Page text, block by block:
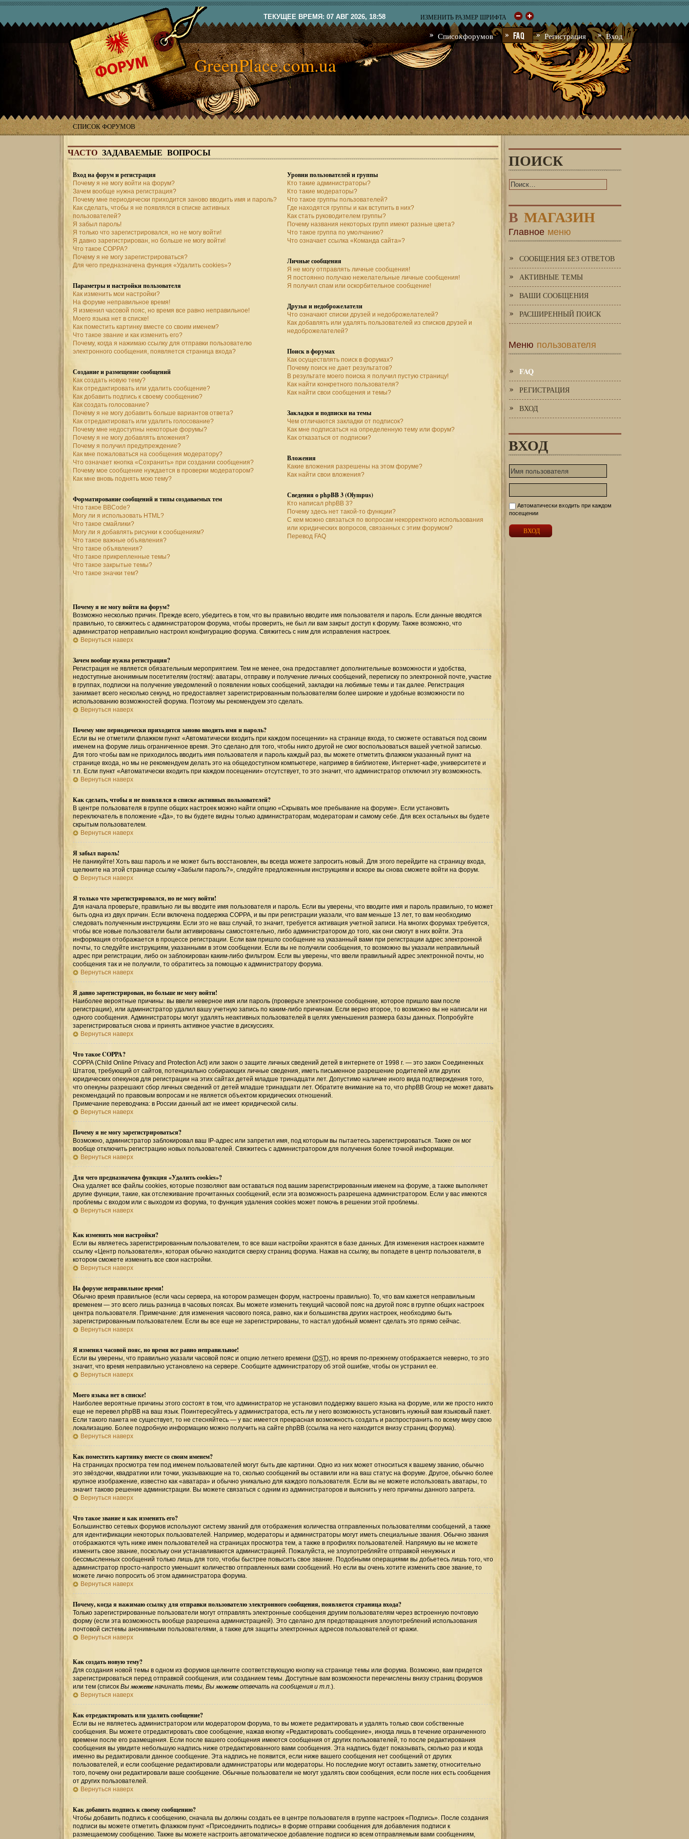
ТЕКУЩЕЕ ВРЕМЯ: 07 АВГ 2026, 18:58 ИЗМЕНИТЬ РАЗМЕР ШРИФТА
Список форумов FAQ Регистрация Вход
GreenPlace.com.ua
СПИСОК ФОРУМОВ
ЧАСТО ЗАДАВАЕМЫЕ ВОПРОСЫ
Вход на форум и регистрация
Почему я не могу войти на форум?
Зачем вообще нужна регистрация?
Почему мне периодически приходится заново вводить имя и пароль?
Как сделать, чтобы я не появлялся в списке активных
пользователей?
Я забыл пароль!
Я только что зарегистрировался, но не могу войти!
Я давно зарегистрирован, но больше не могу войти!
Что такое COPPA?
Почему я не могу зарегистрироваться?
Для чего предназначена функция «Удалить cookies»?
Параметры и настройки пользователя
Как изменить мои настройки?
На форуме неправильное время!
Я изменил часовой пояс, но время все равно неправильное!
Моего языка нет в списке!
Как поместить картинку вместе со своим именем?
Что такое звание и как изменить его?
Почему, когда я нажимаю ссылку для отправки пользователю
электронного сообщения, появляется страница входа?
Создание и размещение сообщений
Как создать новую тему?
Как отредактировать или удалить сообщение?
Как добавить подпись к своему сообщению?
Как создать голосование?
Почему я не могу добавить больше вариантов ответа?
Как отредактировать или удалить голосование?
Почему мне недоступны некоторые форумы?
Почему я не могу добавлять вложения?
Почему я получил предупреждение?
Как мне пожаловаться на сообщения модератору?
Что означает кнопка «Сохранить» при создании сообщения?
Почему мое сообщение нуждается в проверки модератором?
Как мне вновь поднять мою тему?
Форматирование сообщений и типы создаваемых тем
Что такое BBCode?
Могу ли я использовать HTML?
Что такое смайлики?
Могу ли я добавлять рисунки к сообщениям?
Что такое важные объявления?
Что такое объявления?
Что такое прикрепленные темы?
Что такое закрытые темы?
Что такое значки тем?
Уровни пользователей и группы
Кто такие администраторы?
Кто такие модераторы?
Что такое группы пользователей?
Где находятся группы и как вступить в них?
Как стать руководителем группы?
Почему названия некоторых групп имеют разные цвета?
Что такое группа по умолчанию?
Что означает ссылка «Команда сайта»?
Личные сообщения
Я не могу отправлять личные сообщения!
Я постоянно получаю нежелательные личные сообщения!
Я получил спам или оскорбительное сообщение!
Друзья и недоброжелатели
Что означают списки друзей и недоброжелателей?
Как добавлять или удалять пользователей из списков друзей и
недоброжелателей?
Поиск в форумах
Как осуществлять поиск в форумах?
Почему поиск не дает результатов?
В результате моего поиска я получил пустую страницу!
Как найти конкретного пользователя?
Как найти свои сообщения и темы?
Закладки и подписки на темы
Чем отличаются закладки от подписок?
Как мне подписаться на определенную тему или форум?
Как отказаться от подписки?
Вложения
Какие вложения разрешены на этом форуме?
Как найти свои вложения?
Сведения о phpBB 3 (Olympus)
Кто написал phpBB 3?
Почему здесь нет такой-то функции?
С кем можно связаться по вопросам некорректного использования
или юридических вопросов, связанных с этим форумом?
Перевод FAQ
Почему я не могу войти на форум?
Возможно несколько причин. Прежде всего, убедитесь в том, что вы правильно вводите имя пользователя и пароль. Если данные вводятся
правильно, то свяжитесь с администратором форума, чтобы проверить, не был ли вам закрыт доступ к форуму. Также возможно, что
администратор неправильно настроил конфигурацию форума. Свяжитесь с ним для исправления настроек.
Вернуться наверх
Зачем вообще нужна регистрация?
Регистрация не является обязательным мероприятием. Тем не менее, она предоставляет дополнительные возможности и удобства,
недоступные анонимным посетителям (гостям): аватары, отправку и получение личных сообщений, переписку по электронной почте, участие
в группах, подписки на получение уведомлений о появлении новых сообщений, закладки на любимые темы и так далее. Регистрация
занимает всего несколько секунд, но предоставляет зарегистрированным пользователям более широкие и удобные возможности по
использованию возможностей форума. Поэтому мы рекомендуем это сделать.
Вернуться наверх
Почему мне периодически приходится заново вводить имя и пароль?
Если вы не отметили флажком пункт «Автоматически входить при каждом посещении» на странице входа, то сможете оставаться под своим
именем на форуме лишь ограниченное время. Это сделано для того, чтобы никто другой не смог воспользоваться вашей учетной записью.
Для того чтобы вам не приходилось вводить имя пользователя и пароль каждый раз, вы можете отметить флажком указанный пункт на
странице входа, но мы не рекомендуем делать это на общедоступном компьютере, например в библиотеке, Интернет-кафе, университете и
т.п. Если пункт «Автоматически входить при каждом посещении» отсутствует, то это значит, что администратор отключил эту возможность.
Вернуться наверх
Как сделать, чтобы я не появлялся в списке активных пользователей?
В центре пользователя в группе общих настроек можно найти опцию «Скрывать мое пребывание на форуме». Если установить
переключатель в положение «Да», то вы будете видны только администраторам, модераторам и самому себе. Для всех остальных вы будете
скрытым пользователем.
Вернуться наверх
Я забыл пароль!
Не паникуйте! Хоть ваш пароль и не может быть восстановлен, вы всегда можете запросить новый. Для этого перейдите на страницу входа,
щелкните на этой странице ссылку «Забыли пароль?», следуйте предложенным инструкциям и вскоре вы снова сможете войти на форум.
Вернуться наверх
Я только что зарегистрировался, но не могу войти!
Для начала проверьте, правильно ли вы вводите имя пользователя и пароль. Если вы уверены, что вводите имя и пароль правильно, то может
быть одна из двух причин. Если включена поддержка COPPA, и вы при регистрации указали, что вам меньше 13 лет, то вам необходимо
следовать полученным инструкциям. Если это не ваш случай, то значит, требуется активация учетной записи. На многих форумах требуется,
чтобы все новые пользователи были активированы самостоятельно, либо администратором до того, как они смогут в них войти. Эта
информация отображается в процессе регистрации. Если вам пришло сообщение на указанный вами при регистрации адрес электронной
почты, то следуйте инструкциям, указанными в этом сообщении. Если вы не получили сообщения, то возможно вы указали неправильный
адрес при регистрации, либо он заблокирован каким-либо фильтром. Если вы уверены, что ввели правильный адрес электронной почты, но
сообщения так и не получили, то обратитесь за помощью к администратору форума.
Вернуться наверх
Я давно зарегистрирован, но больше не могу войти!
Наиболее вероятные причины: вы ввели неверное имя или пароль (проверьте электронное сообщение, которое пришло вам после
регистрации), или администратор удалил вашу учетную запись по каким-либо причинам. Если верно второе, то возможно вы не написали ни
одного сообщения. Администраторы могут удалять неактивных пользователей в целях уменьшения размера базы данных. Попробуйте
зарегистрироваться снова и принять активное участие в дискуссиях.
Вернуться наверх
Что такое COPPA?
COPPA (Child Online Privacy and Protection Act) или закон о защите личных сведений детей в интернете от 1998 г. — это закон Соединенных
Штатов, требующий от сайтов, потенциально собирающих личные сведения, иметь письменное разрешение родителей или других
юридических опекунов для регистрации на этих сайтах детей младше тринадцати лет. Допустимо наличие иного вида подтверждения того,
что опекуны разрешают сбор личных сведений от детей младше тринадцати лет. Обратите внимание на то, что phpBB Group не может давать
рекомендаций по правовым вопросам и не является объектом юридических отношений.
Примечание переводчика: в России данный акт не имеет юридической силы.
Вернуться наверх
Почему я не могу зарегистрироваться?
Возможно, администратор заблокировал ваш IP-адрес или запретил имя, под которым вы пытаетесь зарегистрироваться. Также он мог
вообще отключить регистрацию новых пользователей. Свяжитесь с администратором для получения более точной информации.
Вернуться наверх
Для чего предназначена функция «Удалить cookies»?
Она удаляет все файлы cookies, которые позволяют вам оставаться под вашим зарегистрированным именем на форуме, а также выполняет
другие функции, такие, как отслеживание прочитанных сообщений, если эта возможность разрешена администратором. Если у вас имеются
проблемы с входом или с выходом из форума, то функция удаления cookies может помочь в решении этой проблемы.
Вернуться наверх
Как изменить мои настройки?
Если вы являетесь зарегистрированным пользователем, то все ваши настройки хранятся в базе данных. Для изменения настроек нажмите
ссылку «Центр пользователя», которая обычно находится сверху страниц форума. Нажав на ссылку, вы попадете в центр пользователя, в
котором сможете изменить все свои настройки.
Вернуться наверх
На форуме неправильное время!
Обычно время правильное (если часы сервера, на котором размещен форум, настроены правильно). То, что вам кажется неправильным
временем — это всего лишь разница в часовых поясах. Вы можете изменить текущий часовой пояс на другой пояс в группе общих настроек
центра пользователя. Примечание: для изменения часового пояса, равно, как и большинства других настроек, необходимо быть
зарегистрированным пользователем. Если вы все еще не зарегистрированы, то настал удобный момент сделать это прямо сейчас.
Вернуться наверх
Я изменил часовой пояс, но время все равно неправильное!
Если вы уверены, что правильно указали часовой пояс и опцию летнего времени (DST), но время по-прежнему отображается неверно, то это
значит, что время неправильно установлено на сервере. Сообщите администратору об этой ошибке, чтобы он устранил ее.
Вернуться наверх
Моего языка нет в списке!
Наиболее вероятные причины этого состоят в том, что администратор не установил поддержку вашего языка на форуме, или же просто никто
еще не перевел phpBB на ваш язык. Поинтересуйтесь у администратора, есть ли у него возможность установить нужный вам языковый пакет.
Если такого пакета не существует, то не стесняйтесь — у вас имеется прекрасная возможность создать и распространить по всему миру свою
локализацию. Более подробную информацию можно получить на сайте phpBB (ссылка на него находится внизу страниц форума).
Вернуться наверх
Как поместить картинку вместе со своим именем?
На страницах просмотра тем под именем пользователей могут быть две картинки. Одно из них может относиться к вашему званию, обычно
это звёздочки, квадратики или точки, указывающие на то, сколько сообщений вы оставили или на ваш статус на форуме. Другое, обычно более
крупное изображение, известно как «аватара» и обычно уникально для каждого пользователя. Если вы не можете использовать аватары, то
значит таково решение администрации. Вы можете связаться с одним из администраторов и выяснить у него причины данного запрета.
Вернуться наверх
Что такое звание и как изменить его?
Большинство сетевых форумов используют систему званий для отображения количества отправленных пользователями сообщений, а также
для идентификации некоторых пользователей. Например, модераторы и администраторы могут иметь специальные звания. Обычно звания
отображаются чуть ниже имен пользователей на страницах просмотра тем, а также в профилях пользователей. Напрямую вы не можете
изменить свое звание, поскольку они устанавливаются администрацией. Пожалуйста, не злоупотребляйте отправкой ненужных и
бессмысленных сообщений только лишь для того, чтобы быстрее повысить свое звание. Подобными операциями вы добьетесь лишь того, что
администратор просто-напросто уменьшит количество отправленных вами сообщений. Но если вы очень хотите изменить свое звание, то
можете лично попросить об этом администратора форума.
Вернуться наверх
Почему, когда я нажимаю ссылку для отправки пользователю электронного сообщения, появляется страница входа?
Только зарегистрированные пользователи могут отправлять электронные сообщения другим пользователям через встроенную почтовую
форму (если эта возможность вообще разрешена администрацией). Это сделано для предотвращения злоупотреблений использования
почтовой системы анонимными пользователями, а также для защиты электронных адресов пользователей от кражи.
Вернуться наверх
Как создать новую тему?
Для создания новой темы в одном из форумов щелкните соответствующую кнопку на странице темы или форума. Возможно, вам придется
зарегистрироваться перед отправкой сообщения, или созданием темы. Доступные вам возможности перечислены внизу страниц форумов
или тем (список Выможете начинать темы, Выможете отвечать на сообщения и т.п.).
Вернуться наверх
Как отредактировать или удалить сообщение?
Если вы не являетесь администратором или модератором форума, то вы можете редактировать и удалять только свои собственные
сообщения. Вы можете отредактировать свое сообщение, нажав кнопку «Редактировать сообщение», иногда лишь в течение ограниченного
времени после его размещения. Если после вашего сообщения имеются сообщения от других пользователей, то после редактирования
сообщения вы увидите небольшую надпись ниже отредактированного вами сообщения. Эта надпись будет показывать, сколько раз и когда
именно вы редактировали данное сообщение. Эта надпись не появится, если ниже вашего сообщения нет сообщений от других
пользователей, и если сообщение редактировали администраторы или модераторы. Но последние могут оставить заметку, относительно
того, почему они редактировали ваше сообщение. Обычные пользователи не могут удалять свои сообщения, если после них есть сообщения
от других пользователей.
Вернуться наверх
Как добавить подпись к своему сообщению?
Чтобы добавить подпись к сообщению, сначала вы должны создать ее в центре пользователя в группе настроек «Подпись». После создания
подписи вы можете отметить флажком пункт «Присоединить подпись» в форме отправки сообщения для добавления подписи к
размещаемому сообщению. Также вы можете настроить автоматическое добавление подписи ко всем отправляемым вами сообщениям,
ПОИСК
В МАГАЗИН
Главное меню
СООБЩЕНИЯ БЕЗ ОТВЕТОВ
АКТИВНЫЕ ТЕМЫ
ВАШИ СООБЩЕНИЯ
РАСШИРЕННЫЙ ПОИСК
Меню пользователя
FAQ
РЕГИСТРАЦИЯ
ВХОД
ВХОД
Автоматически входить при каждом
посещении